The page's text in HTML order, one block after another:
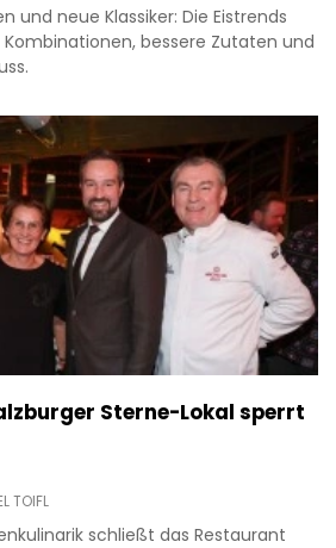
und neue Klassiker: Die Eistrends
bessere Zutaten und
Sterne-Lokal sperrt
TOIFL
schließt das Restaurant